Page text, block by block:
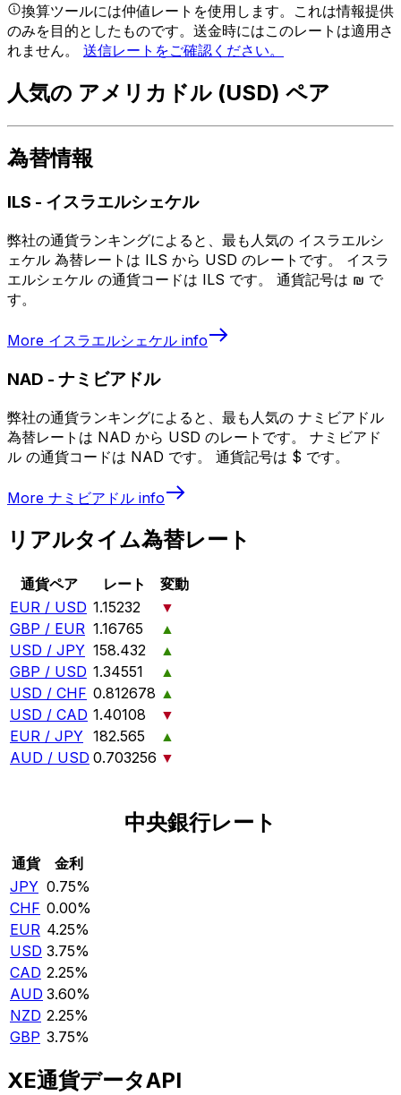
換算ツールには仲値レートを使用します。これは情報提供
のみを目的としたものです。送金時にはこのレートは適用さ
れません。 送信レートをご確認ください。
人気の アメリカドル (USD) ペア
為替情報
ILS - イスラエルシェケル
弊社の通貨ランキングによると、最も人気の イスラエルシ
ェケル 為替レートは ILS から USD のレートです。 イスラ
エルシェケル の通貨コードは ILS です。 通貨記号は ₪ で
す。
More イスラエルシェケル info
NAD - ナミビアドル
弊社の通貨ランキングによると、最も人気の ナミビアドル
為替レートは NAD から USD のレートです。 ナミビアド
ル の通貨コードは NAD です。 通貨記号は $ です。
More ナミビアドル info
リアルタイム為替レート
通貨ペア レート
変動
EUR / USD 1.15232
▼
GBP / EUR 1.16765
▲
USD / JPY 158.432
▲
GBP / USD 1.34551
▲
USD / CHF 0.812678 ▲
USD / CAD 1.40108
▼
EUR / JPY 182.565
▲
AUD / USD 0.703256 ▼
中央銀行レート
通貨
金利
JPY 0.75%
CHF 0.00%
EUR 4.25%
USD 3.75%
CAD 2.25%
AUD 3.60%
NZD 2.25%
GBP 3.75%
XE通貨データAPI